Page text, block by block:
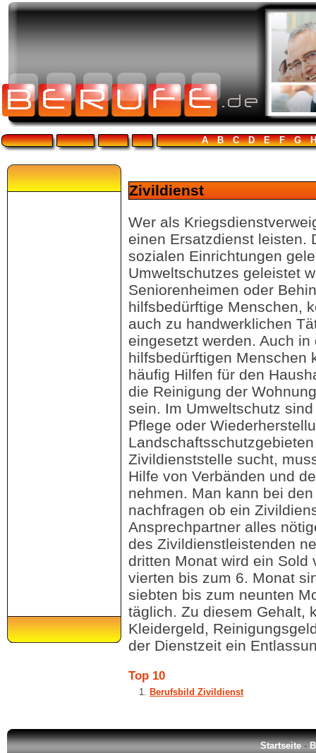
A B C D E F G H
Zivildienst
Wer als
einen Ersatzdienst leisten.
sozialen Einrichtungen
Umweltschutzes geleistet
Seniorenheimen oder
hilfsbedürftige Menschen,
auch zu handwerklichen
eingesetzt werden. Auch
hilfsbedürftigen Menschen
häufig Hilfen für den
die Reinigung der
sein. Im Umweltschutz
Pflege oder
Zivildienststelle sucht,
Hilfe von Verbänden und
nehmen. Man kann bei
nachfragen ob ein
Ansprechpartner alles
des Zivildienstleistenden
dritten Monat wird ein
vierten bis zum 6. Monat
siebten bis zum neunten
täglich. Zu diesem Gehalt,
Kleidergeld,
der Dienstzeit ein
Top 10
Berufsbild Zivildienst
Startseite-